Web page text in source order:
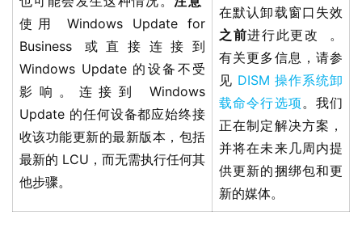
使用 Windows Update for
Business 或直接连接到
Windows Update 的设备不受
影响。连接到 Windows
Update 的任何设备都应始终接
收该功能更新的最新版本，包括
最新的 LCU，而无需执行任何其
他步骤。
在默认卸载窗口失效
之前进行此更改 。
有关更多信息，请参
见 DISM 操作系统卸
载命令行选项 。我们
正在制定解决方案，
并将在未来几周内提
供更新的捆绑包和更
新的媒体。